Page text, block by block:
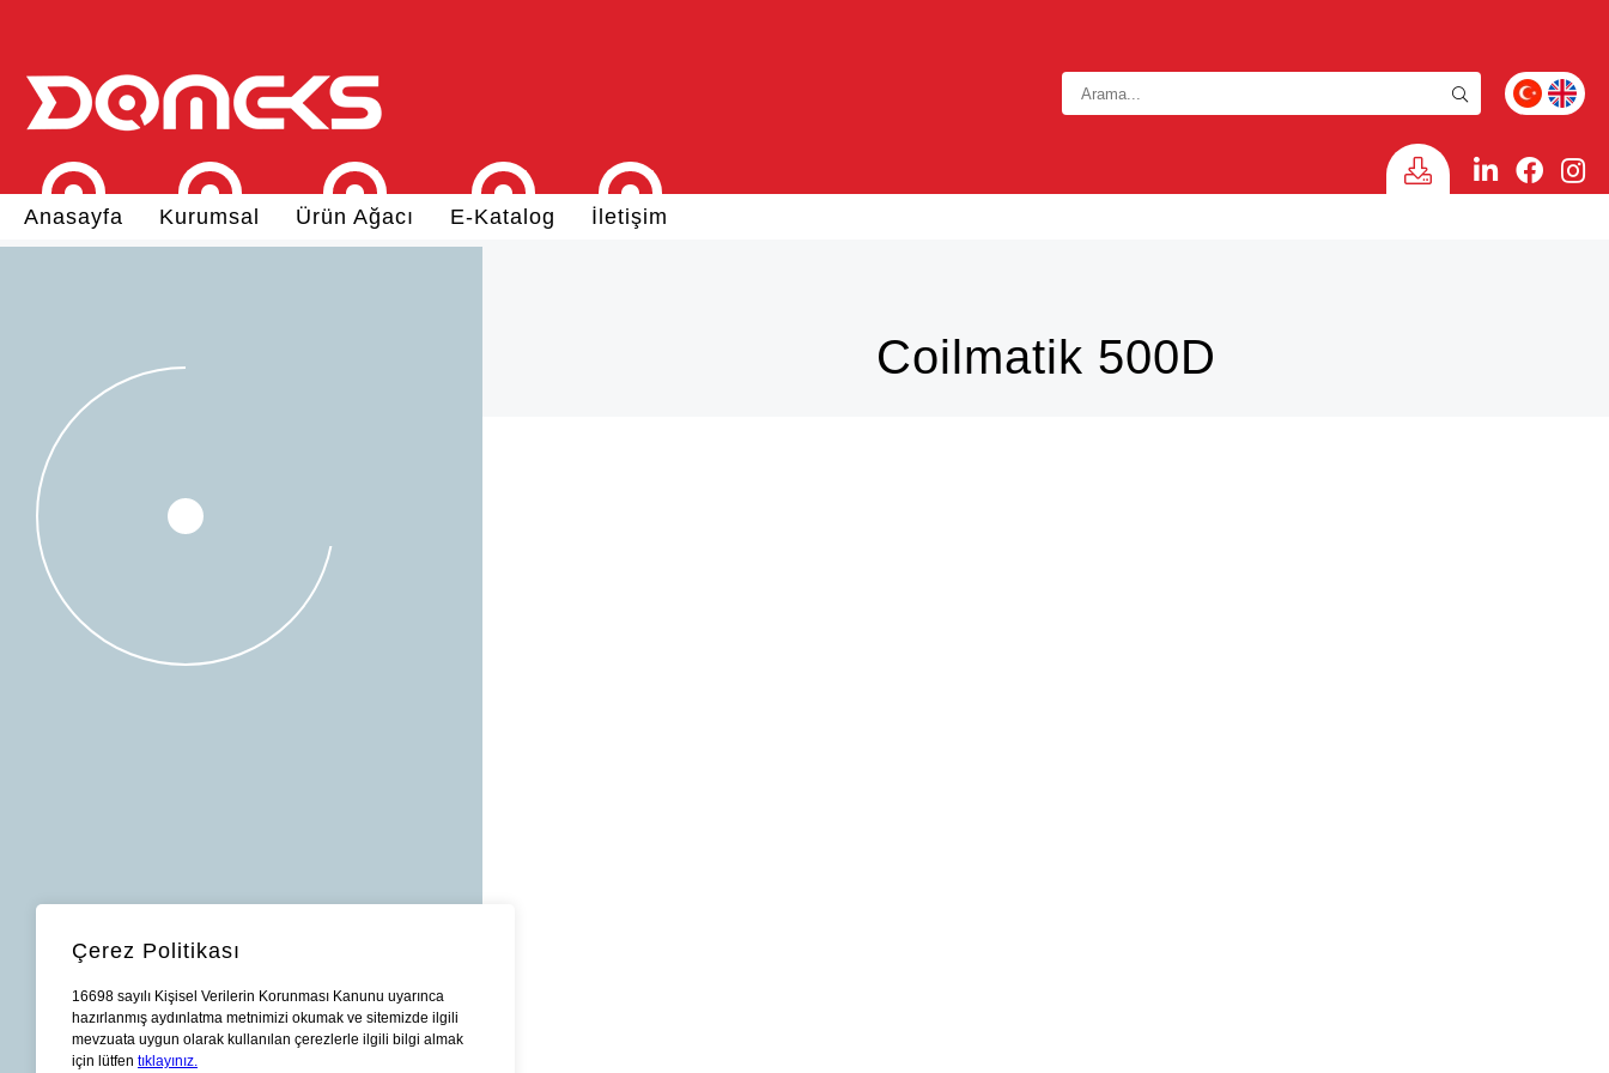
Anasayfa Kurumsal Ürün Ağacı E-Katalog İletişim
Coilmatik 500D
Çerez Politikası
16698 sayılı Kişisel Verilerin Korunması Kanunu uyarınca
hazırlanmış aydınlatma metnimizi okumak ve sitemizde ilgili
mevzuata uygun olarak kullanılan çerezlerle ilgili bilgi almak
için lütfen tıklayınız.